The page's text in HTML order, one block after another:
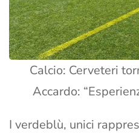
Calcio: Cerveteri
Accardo:
I verdeblù, unici